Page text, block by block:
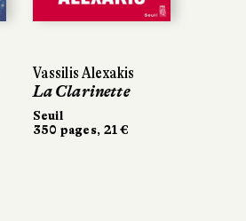
Vassilis Alexakis
La Clarinette
Seuil
350 pages, 21 €